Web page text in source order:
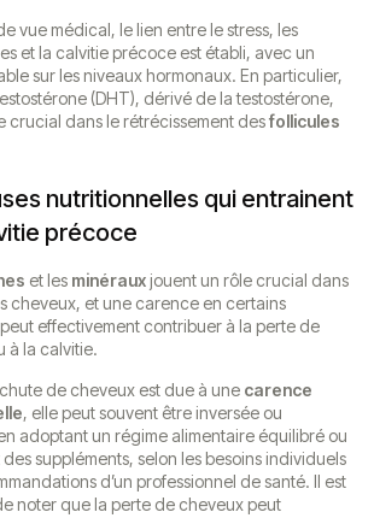
vue médical, le lien entre le stress, les
et la calvitie précoce est établi, avec un
sur les niveaux hormonaux. En particulier,
(DHT), dérivé de la testostérone,
crucial dans le rétrécissement desfollicules
nutritionnelles qui entrainent
précoce
et les minérauxjouent un rôle crucial dans
cheveux, et une carence en certains
effectivement contribuer à la perte de
à la calvitie.
chute de cheveux est due à une carence
, elle peut souvent être inversée ou
adoptant un régime alimentaire équilibré ou
suppléments, selon les besoins individuels
d’un professionnel de santé. Il est
noter que la perte de cheveux peut